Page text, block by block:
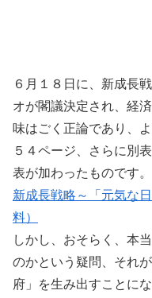
６月１８日に、新成長
オが閣議決定され、経
味はごく正論であり、
５４ページ、さらに別
表が加わったものです。
新成長戦略～「元気な
料）
しかし、おそらく、本
のかという疑問、それ
府」を生み出すことに